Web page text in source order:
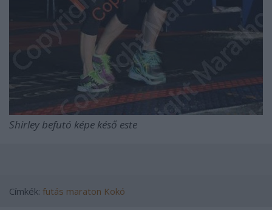
Shirley befutó képe késő este
Címkék: futás maraton Kokó